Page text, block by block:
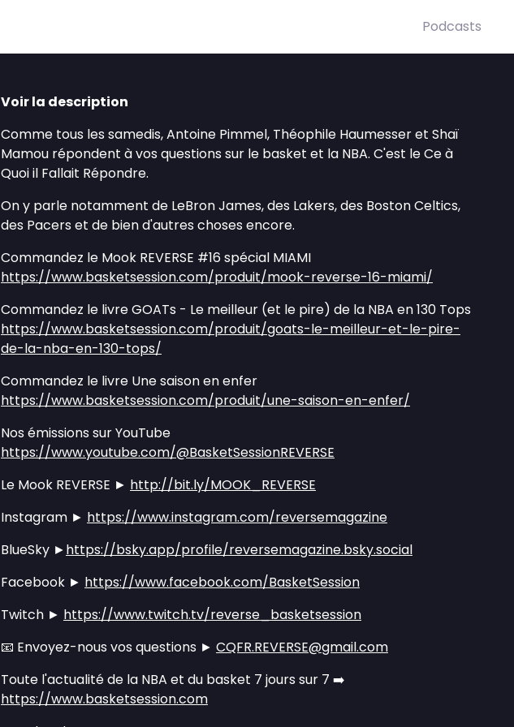
Podcasts
Voir la description
Comme tous les samedis, Antoine Pimmel, Théophile Haumesser et Shaï
Mamou répondent à vos questions sur le basket et la NBA. C'est le Ce à
Quoi il Fallait Répondre.
On y parle notamment de LeBron James, des Lakers, des Boston Celtics,
des Pacers et de bien d'autres choses encore.
Commandez le Mook REVERSE #16 spécial MIAMI
https://www.basketsession.com/produit/mook-reverse-16-miami/
Commandez le livre GOATs - Le meilleur (et le pire) de la NBA en 130 Tops
https://www.basketsession.com/produit/goats-le-meilleur-et-le-pire-
de-la-nba-en-130-tops/
Commandez le livre Une saison en enfer
https://www.basketsession.com/produit/une-saison-en-enfer/
Nos émissions sur YouTube
https://www.youtube.com/@BasketSessionREVERSE
Le Mook REVERSE ► http://bit.ly/MOOK_REVERSE
Instagram ► https://www.instagram.com/reversemagazine
BlueSky ►https://bsky.app/profile/reversemagazine.bsky.social
Facebook ► https://www.facebook.com/BasketSession
Twitch ► https://www.twitch.tv/reverse_basketsession
📧 Envoyez-nous vos questions ► CQFR.REVERSE@gmail.com
Toute l'actualité de la NBA et du basket 7 jours sur 7 ➡️
https://www.basketsession.com